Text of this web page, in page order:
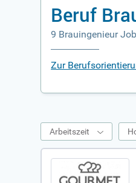
Beruf
9 Brauingenieur
Zur
Arbeitszeit